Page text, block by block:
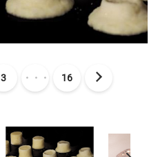
3 ・・・ 16